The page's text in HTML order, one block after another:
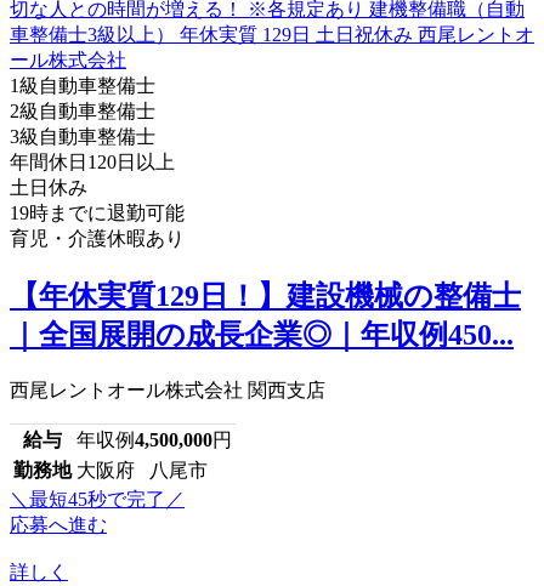
1級自動車整備士
2級自動車整備士
3級自動車整備士
年間休日120日以上
土日休み
19時までに退勤可能
育児・介護休暇あり
【年休実質129日！】建設機械の整備士
｜全国展開の成長企業◎｜年収例450...
西尾レントオール株式会社 関西支店
給与 年収例4,500,000円
勤務地 大阪府 八尾市
＼最短45秒で完了／
応募へ進む
詳しく